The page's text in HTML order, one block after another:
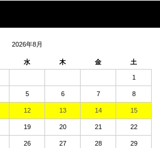
2026年8月
水 木 金 土
1
5 6 7 8
12 13 14 15
19 20 21 22
26 27 28 29